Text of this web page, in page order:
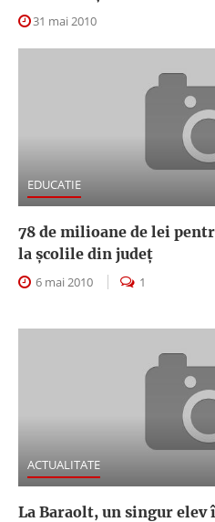
31 mai 2010
EDUCATIE
78 de milioane de lei
la şcolile din judeţ
6 mai 2010 1
ACTUALITATE
La Baraolt, un singur elev